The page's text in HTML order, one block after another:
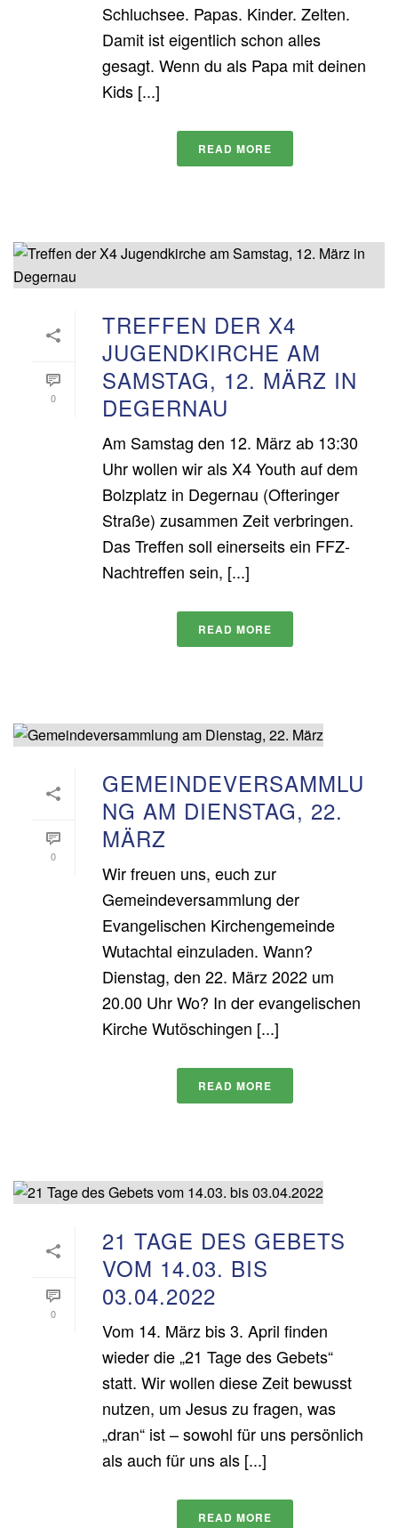
Schluchsee. Papas. Kinder. Zelten.
Damit ist eigentlich schon alles
gesagt. Wenn du als Papa mit deinen
Kids [...]
READ MORE
0
TREFFEN DER X4
JUGENDKIRCHE AM
SAMSTAG, 12. MÄRZ IN
DEGERNAU
Am Samstag den 12. März ab 13:30
Uhr wollen wir als X4 Youth auf dem
Bolzplatz in Degernau (Ofteringer
Straße) zusammen Zeit verbringen.
Das Treffen soll einerseits ein FFZ-
Nachtreffen sein, [...]
READ MORE
0
GEMEINDEVERSAMMLU
NG AM DIENSTAG, 22.
MÄRZ
Wir freuen uns, euch zur
Gemeindeversammlung der
Evangelischen Kirchengemeinde
Wutachtal einzuladen. Wann?
Dienstag, den 22. März 2022 um
20.00 Uhr Wo? In der evangelischen
Kirche Wutöschingen [...]
READ MORE
0
21 TAGE DES GEBETS
VOM 14.03. BIS
03.04.2022
Vom 14. März bis 3. April finden
wieder die „21 Tage des Gebets“
statt. Wir wollen diese Zeit bewusst
nutzen, um Jesus zu fragen, was
„dran“ ist – sowohl für uns persönlich
als auch für uns als [...]
READ MORE